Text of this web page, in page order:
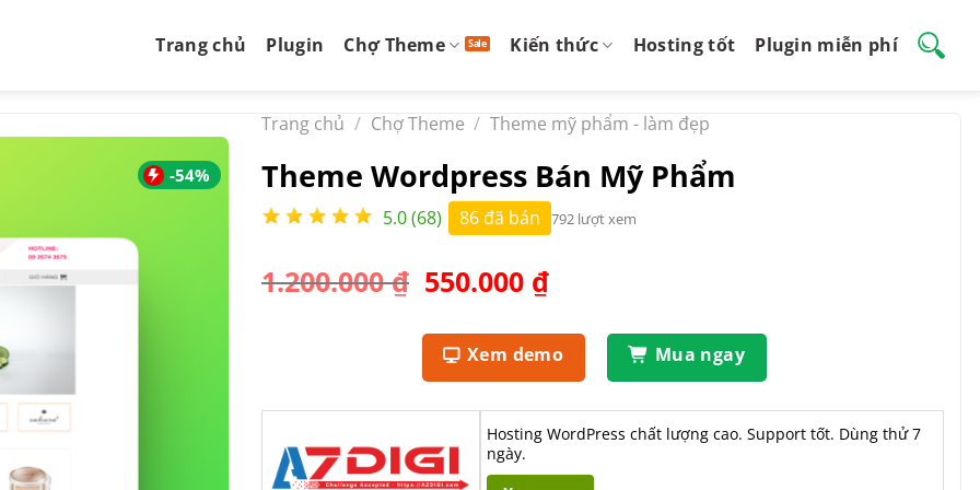
Trang chủ Plugin Chợ Theme Kiến thức Hosting tốt Plugin miễn phí
-54%
Trang chủ / Chợ Theme / Theme mỹ phẩm - làm đẹp
Theme Wordpress Bán Mỹ Phẩm
5.0 (68) 86 đã bán 792 lượt xem
1.200.000₫ Giá
là:
1.200.000 ₫.
550.000 ₫Giá
tại
là:
550.000 ₫.
Xem demo Mua ngay
Hosting WordPress chất lượng cao. Support tốt. Dùng thử 7
ngày.